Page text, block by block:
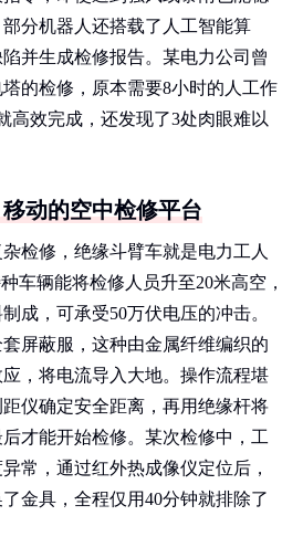
分机器人还搭载了人工智能算
并生成检修报告。某电力公司曾
的检修，原本需要8小时的人工作
高效完成，还发现了3处肉眼难以
动的空中检修平台
检修，绝缘斗臂车就是电力工人
车辆能将检修人员升至20米高空，
成，可承受50万伏电压的冲击。
屏蔽服，这种由金属纤维编织的
，将电流导入大地。操作流程堪
仪确定安全距离，再用绝缘杆将
才能开始检修。某次检修中，工
常，通过红外热成像仪定位后，
金具，全程仅用40分钟就排除了